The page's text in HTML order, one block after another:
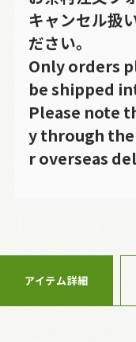
キャンセル扱
ださい。
Only orders
be shipped
Please note
y through
r overseas
アイテム詳細